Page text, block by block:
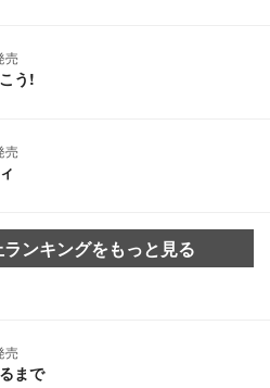
売
う!
売
ンキングをもっと見る
売
まで